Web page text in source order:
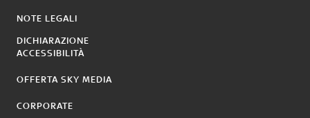
NOTE LEGALI
DICHIARAZIONE
ACCESSIBILITÀ
OFFERTA SKY MEDIA
CORPORATE